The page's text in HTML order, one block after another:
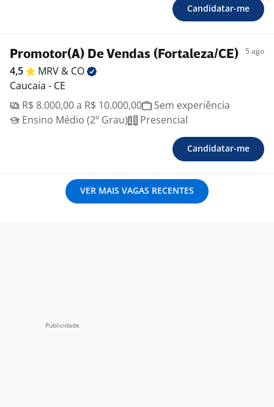
Candidatar-me
Promotor(A) De Vendas (Fortaleza/CE) 5 ago
4,5 MRV & CO
Caucaia - CE
R$ 8.000,00 a R$ 10.000,00
Sem experiência
Ensino Médio (2º Grau)
Presencial
Candidatar-me
VER MAIS VAGAS RECENTES